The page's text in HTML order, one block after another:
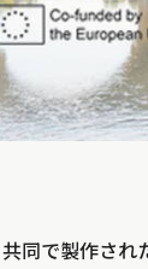
同で製作さ